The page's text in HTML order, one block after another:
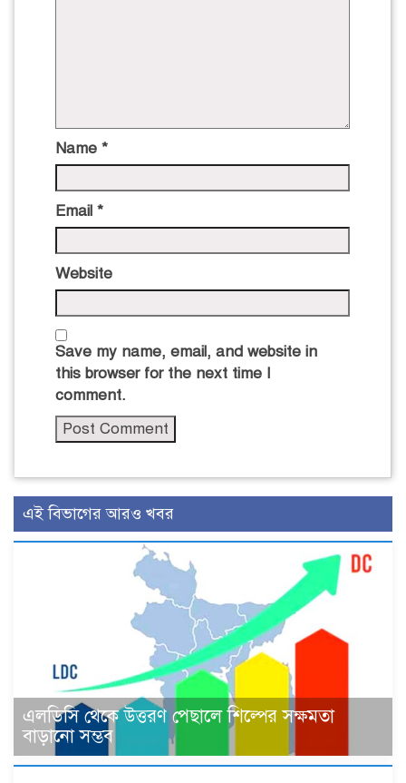
Name *
Email *
Website
Save my name, email, and website in
this browser for the next time I
comment.
এই বিভাগের আরও খবর
এলডিসি থেকে উত্তরণ পেছালে শিল্পের সক্ষমতা
বাড়ানো সম্ভব